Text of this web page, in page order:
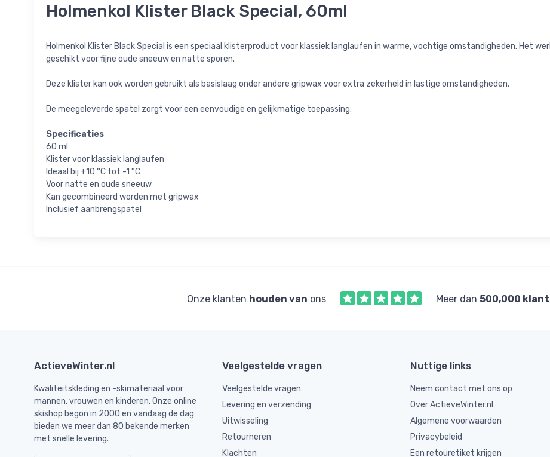
Holmenkol Klister Black Special, 60ml
Holmenkol Klister Black Special is een speciaal klisterproduct voor klassiek langlaufen in warme, vochtige omstandigheden. Het
geschikt voor fijne oude sneeuw en natte sporen.
Deze klister kan ook worden gebruikt als basislaag onder andere gripwax voor extra zekerheid in lastige omstandigheden.
De meegeleverde spatel zorgt voor een eenvoudige en gelijkmatige toepassing.
Specificaties
60 ml
Klister voor klassiek langlaufen
Ideaal bij +10 °C tot -1 °C
Voor natte en oude sneeuw
Kan gecombineerd worden met gripwax
Inclusief aanbrengspatel
Onze klanten houden van ons Meer dan 500,000
ActieveWinter.nl
Kwaliteitskleding en -skimateriaal voor
mannen, vrouwen en kinderen. Onze online
skishop begon in 2000 en vandaag de dag
bieden we meer dan 80 bekende merken
met snelle levering.
Veelgestelde vragen
Veelgestelde vragen
Levering en verzending
Uitwisseling
Retourneren
Klachten
Nuttige links
Neem contact met ons op
Over ActieveWinter.nl
Algemene voorwaarden
Privacybeleid
Een retouretiket krijgen